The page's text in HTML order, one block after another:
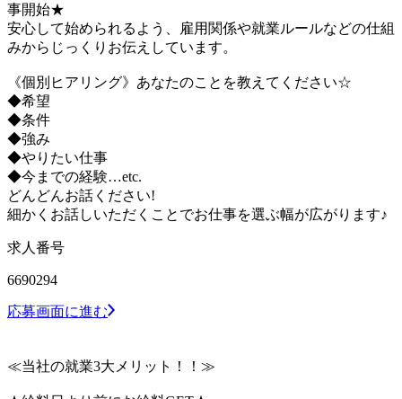
事開始★
安心して始められるよう、雇用関係や就業ルールなどの仕組
みからじっくりお伝えしています。
《個別ヒアリング》あなたのことを教えてください☆
◆希望
◆条件
◆強み
◆やりたい仕事
◆今までの経験…etc.
どんどんお話ください!
細かくお話しいただくことでお仕事を選ぶ幅が広がります♪
求人番号
6690294
応募画面に進む
≪当社の就業3大メリット！！≫